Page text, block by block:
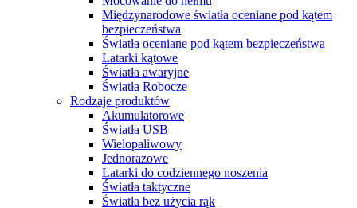
Międzynarodowe światła oceniane pod kątem
bezpieczeństwa
Światła oceniane pod kątem bezpieczeństwa
Latarki kątowe
Światła awaryjne
Światła Robocze
Rodzaje produktów
Akumulatorowe
Światła USB
Wielopaliwowy
Jednorazowe
Latarki do codziennego noszenia
Światła taktyczne
Światła bez użycia rąk